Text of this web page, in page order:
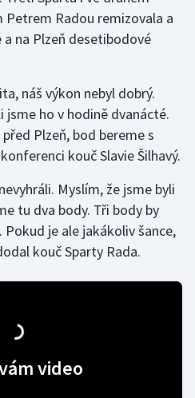
Radou remizovala a
na Plzeň desetibodové
náš výkon nebyl dobrý.
jsme ho v hodině dvanácté.
Plzeň, bod bereme s
kouč Slavie Šilhavý.
Myslím, že jsme byli
tu dva body. Tři body by
je ale jakákoliv šance,
kouč Sparty Rada.
video